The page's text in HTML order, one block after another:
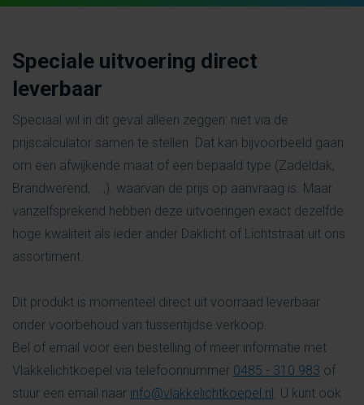
Speciale uitvoering direct
leverbaar
Speciaal wil in dit geval alleen zeggen: niet via de
prijscalculator samen te stellen. Dat kan bijvoorbeeld gaan
om een afwijkende maat of een bepaald type (Zadeldak,
Brandwerend, ...,). waarvan de prijs op aanvraag is. Maar
vanzelfsprekend hebben deze uitvoeringen exact dezelfde
hoge kwaliteit als ieder ander Daklicht of Lichtstraat uit ons
assortiment.
Dit produkt is momenteel direct uit voorraad leverbaar
onder voorbehoud van tussentijdse verkoop.
Bel of email voor een bestelling of meer informatie met
Vlakkelichtkoepel via telefoonnummer 0485 - 310 983 of
stuur een email naar info@vlakkelichtkoepel.nl. U kunt ook